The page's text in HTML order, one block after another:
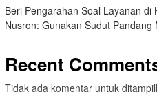
Beri Pengarahan Soal Layanan di
Nusron: Gunakan Sudut Pandang
Recent
Tidak ada komentar untuk